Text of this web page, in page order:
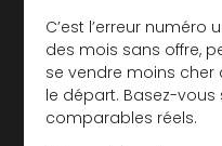
C’est l’erreur numéro
des mois sans offre,
se vendre moins cher
le départ. Basez-vous
comparables réels.